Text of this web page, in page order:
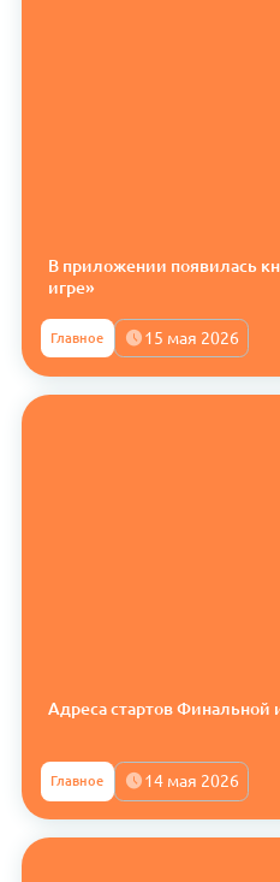
В приложении появилась
игре»
Главное 15 мая 2026
Адреса стартов Финальной
Главное 14 мая 2026